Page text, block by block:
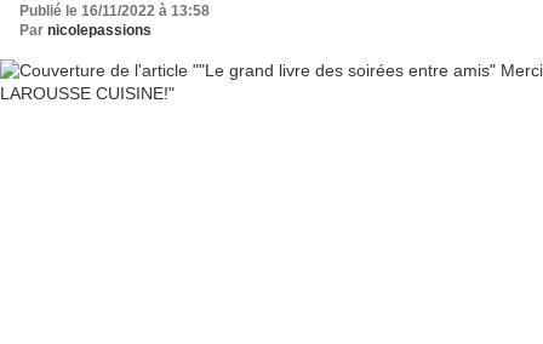
Publié le 16/11/2022 à 13:58
Par nicolepassions